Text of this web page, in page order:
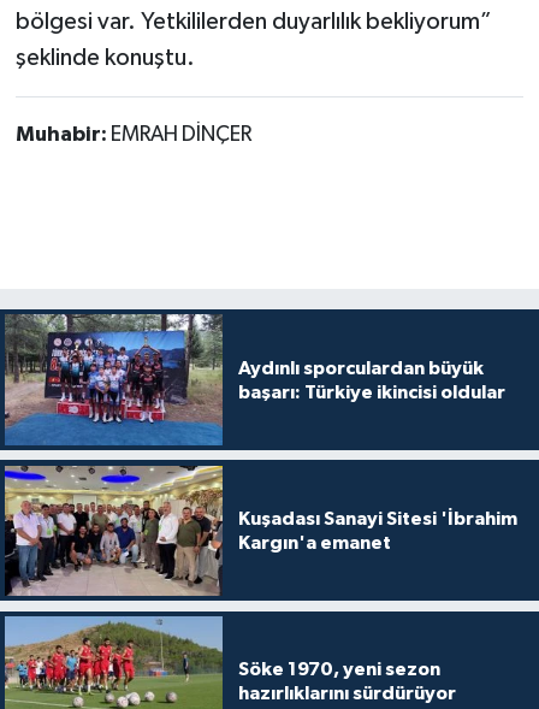
bölgesi var. Yetkililerden duyarlılık bekliyorum”
şeklinde konuştu.
Muhabir: EMRAH DİNÇER
Aydınlı sporculardan büyük
başarı: Türkiye ikincisi oldular
Kuşadası Sanayi Sitesi 'İbrahim
Kargın'a emanet
Söke 1970, yeni sezon
hazırlıklarını sürdürüyor